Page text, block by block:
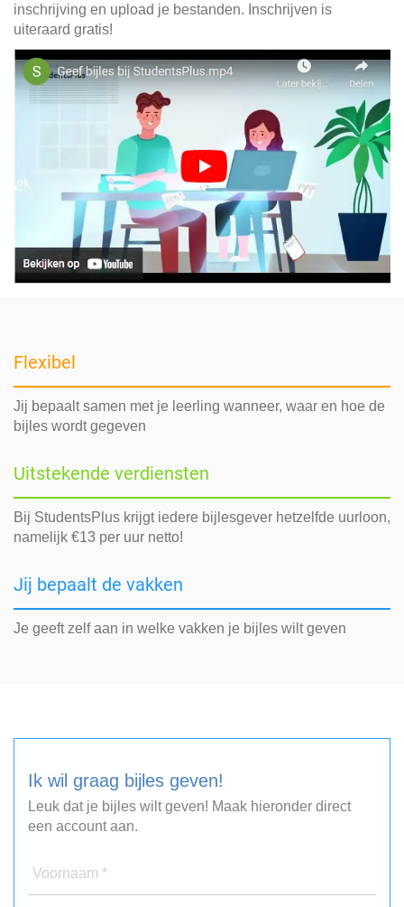
inschrijving en upload je bestanden. Inschrijven is
uiteraard gratis!
Flexibel
Jij bepaalt samen met je leerling wanneer, waar en hoe de
bijles wordt gegeven
Uitstekende verdiensten
Bij StudentsPlus krijgt iedere bijlesgever hetzelfde uurloon,
namelijk €13 per uur netto!
Jij bepaalt de vakken
Je geeft zelf aan in welke vakken je bijles wilt geven
Ik wil graag bijles geven!
Leuk dat je bijles wilt geven! Maak hieronder direct
een account aan.
Voornaam *